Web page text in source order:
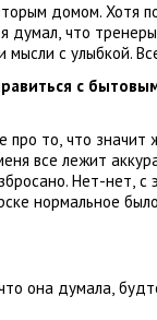
домом. Хотя
думал, что
с улыбкой.
с
про то, что значит
все лежит
Нет-нет, с
нормальное
она думала,